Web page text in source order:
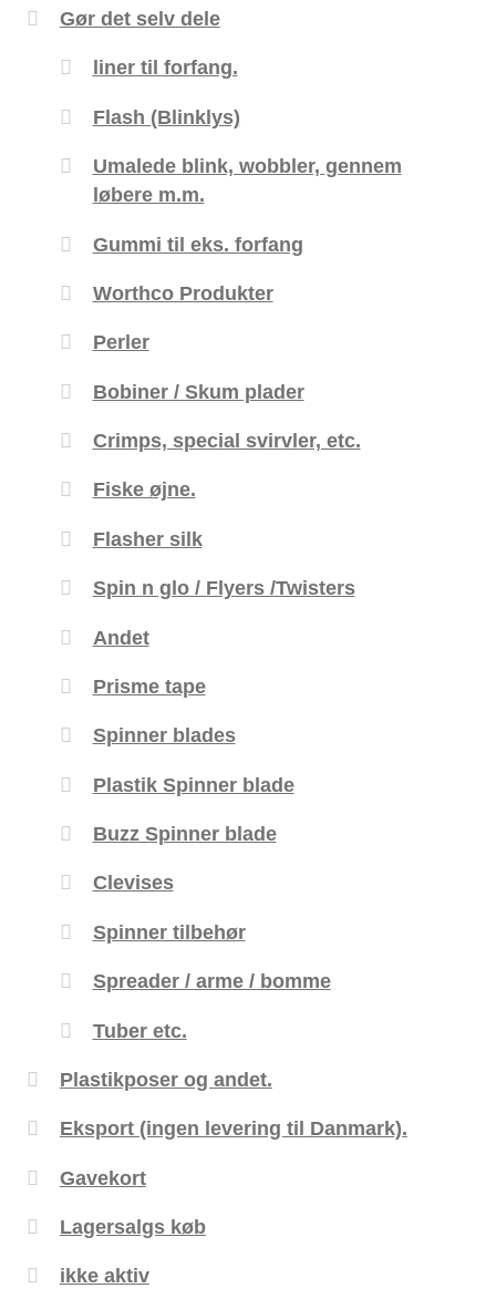
Gør det selv dele
liner til forfang.
Flash (Blinklys)
Umalede blink, wobbler, gennem
løbere m.m.
Gummi til eks. forfang
Worthco Produkter
Perler
Bobiner / Skum plader
Crimps, special svirvler, etc.
Fiske øjne.
Flasher silk
Spin n glo / Flyers /Twisters
Andet
Prisme tape
Spinner blades
Plastik Spinner blade
Buzz Spinner blade
Clevises
Spinner tilbehør
Spreader / arme / bomme
Tuber etc.
Plastikposer og andet.
Eksport (ingen levering til Danmark).
Gavekort
Lagersalgs køb
ikke aktiv